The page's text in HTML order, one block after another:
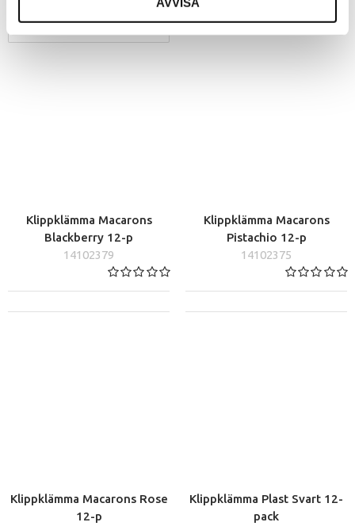
Klippklämma Macarons
Blackberry 12-p
14102379
Klippklämma Macarons
Pistachio 12-p
14102375
Klippklämma Macarons Rose
12-p
Klippklämma Plast Svart 12-
pack